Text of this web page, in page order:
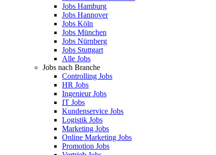
Jobs Hamburg
Jobs Hannover
Jobs Köln
Jobs München
Jobs Nürnberg
Jobs Stuttgart
Alle Jobs
Jobs nach Branche
Controlling Jobs
HR Jobs
Ingenieur Jobs
IT Jobs
Kundenservice Jobs
Logistik Jobs
Marketing Jobs
Online Marketing Jobs
Promotion Jobs